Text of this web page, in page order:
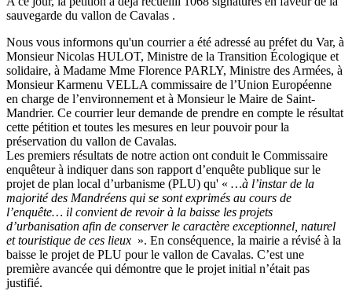
sauvegarde du vallon de Cavalas .
Nous vous informons qu'un courrier a été adressé au préfet du Var, à
Monsieur Nicolas HULOT, Ministre de la Transition Écologique et
solidaire, à Madame Mme Florence PARLY, Ministre des Armées, à
Monsieur Karmenu VELLA commissaire de l’Union Européenne
en charge de l’environnement et à Monsieur le Maire de Saint-
Mandrier. Ce courrier leur demande de prendre en compte le résultat
cette pétition et toutes les mesures en leur pouvoir pour la
préservation du vallon de Cavalas.
Les premiers résultats de notre action ont conduit le Commissaire
enquêteur à indiquer dans son rapport d’enquête publique sur le
projet de plan local d’urbanisme (PLU) qu' « …à l’instar de la
majorité des Mandréens qui se sont exprimés au cours de
l’enquête… il convient de revoir à la baisse les projets
d’urbanisation afin de conserver le caractère exceptionnel, naturel
et touristique de ces lieux ». En conséquence, la mairie a révisé à la
baisse le projet de PLU pour le vallon de Cavalas. C’est une
première avancée qui démontre que le projet initial n’était pas
justifié.